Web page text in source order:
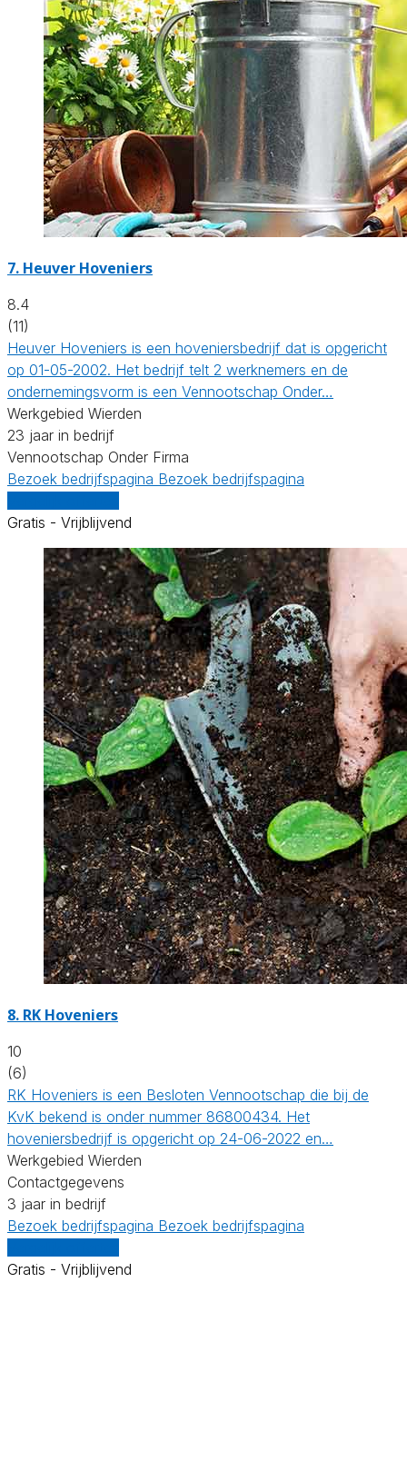
7. Heuver Hoveniers
8.4
(11)
Heuver Hoveniers is een hoveniersbedrijf dat is opgericht
op 01-05-2002. Het bedrijf telt 2 werknemers en de
ondernemingsvorm is een Vennootschap Onder…
Werkgebied Wierden
23 jaar in bedrijf
Vennootschap Onder Firma
Bezoek bedrijfspagina Bezoek bedrijfspagina
Gratis - Vrijblijvend
8. RK Hoveniers
10
(6)
RK Hoveniers is een Besloten Vennootschap die bij de
KvK bekend is onder nummer 86800434. Het
hoveniersbedrijf is opgericht op 24-06-2022 en…
Werkgebied Wierden
Contactgegevens
3 jaar in bedrijf
Bezoek bedrijfspagina Bezoek bedrijfspagina
Gratis - Vrijblijvend